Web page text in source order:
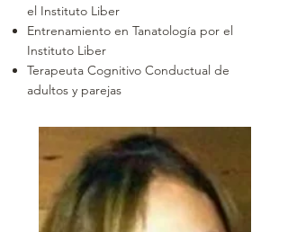
el Instituto Liber
Entrenamiento en Tanatología por el
Instituto Liber
Terapeuta Cognitivo Conductual de
adultos y parejas